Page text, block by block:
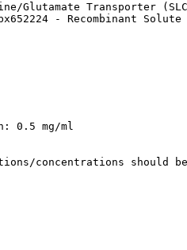
Glutamate Transporter
- Recombinant
0.5 mg/ml
concentrations should